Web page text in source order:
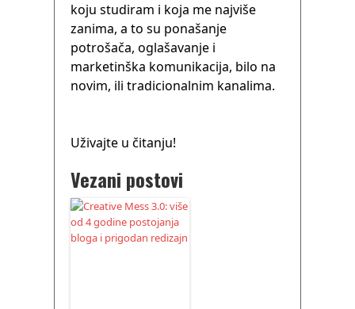
koju studiram i koja me najviše
zanima, a to su ponašanje
potrošača, oglašavanje i
marketinška komunikacija, bilo na
novim, ili tradicionalnim kanalima.
Uživajte u čitanju!
Vezani postovi